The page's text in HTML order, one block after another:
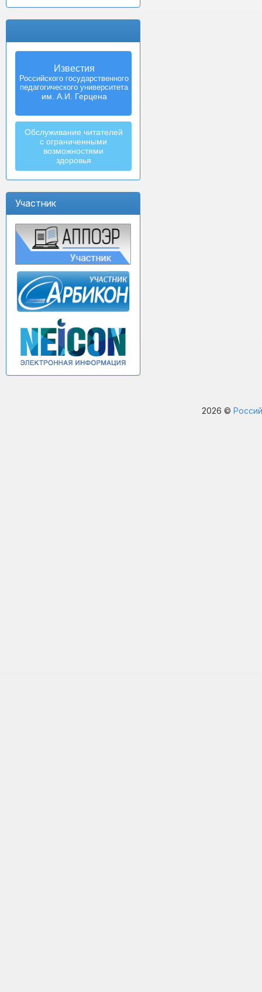
Известия
Российского государственного
педагогического университета
им. А.И. Герцена
Izvestia:
Herzen University
Journal of
Humanities & Sciences
Обслуживание читателей
с ограниченными
возможностями
здоровья
Участник
2026 ©